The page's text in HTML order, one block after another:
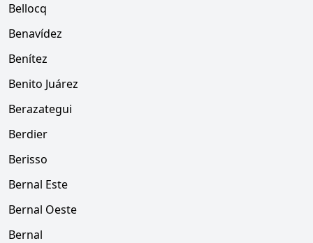
Bellocq
Benavídez
Benítez
Benito Juárez
Berazategui
Berdier
Berisso
Bernal Este
Bernal Oeste
Bernal